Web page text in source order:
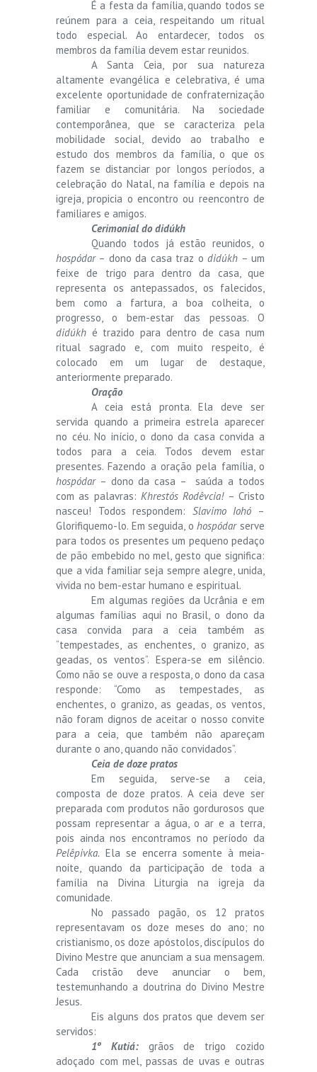
É a festa da família, quando todos se
reúnem para a ceia, respeitando um ritual
todo especial. Ao entardecer, todos os
membros da família devem estar reunidos.
A Santa Ceia, por sua natureza
altamente evangélica e celebrativa, é uma
excelente oportunidade de confraternização
familiar e comunitária. Na sociedade
contemporânea, que se caracteriza pela
mobilidade social, devido ao trabalho e
estudo dos membros da família, o que os
fazem se distanciar por longos períodos, a
celebração do Natal, na família e depois na
igreja, propicia o encontro ou reencontro de
familiares e amigos.
Cerimonial do didúkh
Quando todos já estão reunidos, o
hospódar– dono da casa traz odidúkh – um
feixe de trigo para dentro da casa, que
representa os antepassados, os falecidos,
bem como a fartura, a boa colheita, o
progresso, o bem-estar das pessoas. O
didúkh é trazido para dentro de casa num
ritual sagrado e, com muito respeito, é
colocado em um lugar de destaque,
anteriormente preparado.
Oração
A ceia está pronta. Ela deve ser
servida quando a primeira estrela aparecer
no céu. No início, o dono da casa convida a
todos para a ceia. Todos devem estar
presentes. Fazendo a oração pela família, o
hospódar– dono da casa – saúda a todos
com as palavras: Khrestós Rodêvcia!– Cristo
nasceu! Todos respondem: Slavimo Iohó –
Glorifiquemo-lo. Em seguida, ohospódarserve
para todos os presentes um pequeno pedaço
de pão embebido no mel, gesto que significa:
que a vida familiar seja sempre alegre, unida,
vivida no bem-estar humano e espiritual.
Em algumas regiões da Ucrânia e em
algumas famílias aqui no Brasil, o dono da
casa convida para a ceia também as
“tempestades, as enchentes, o granizo, as
geadas, os ventos”. Espera-se em silêncio.
Como não se ouve a resposta, o dono da casa
responde: “Como as tempestades, as
enchentes, o granizo, as geadas, os ventos,
não foram dignos de aceitar o nosso convite
para a ceia, que também não apareçam
durante o ano, quando não convidados”.
Ceia de doze pratos
Em seguida, serve-se a ceia,
composta de doze pratos. A ceia deve ser
preparada com produtos não gordurosos que
possam representar a água, o ar e a terra,
pois ainda nos encontramos no período da
Pelêpivka. Ela se encerra somente à meia-
noite, quando da participação de toda a
família na Divina Liturgia na igreja da
comunidade.
No passado pagão, os 12 pratos
representavam os doze meses do ano; no
cristianismo, os doze apóstolos, discípulos do
Divino Mestre que anunciam a sua mensagem.
Cada cristão deve anunciar o bem,
testemunhando a doutrina do Divino Mestre
Jesus.
Eis alguns dos pratos que devem ser
servidos:
1º Kutiá:grãos de trigo cozido
adoçado com mel, passas de uvas e outras